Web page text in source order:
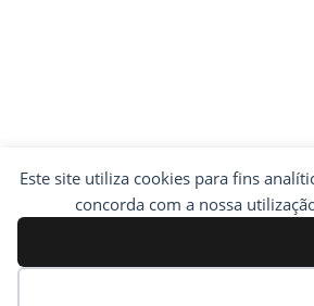
Este site utiliza cookies para fins
concorda com a nossa